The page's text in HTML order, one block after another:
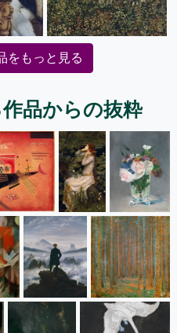
をもっと見る
品からの抜粋